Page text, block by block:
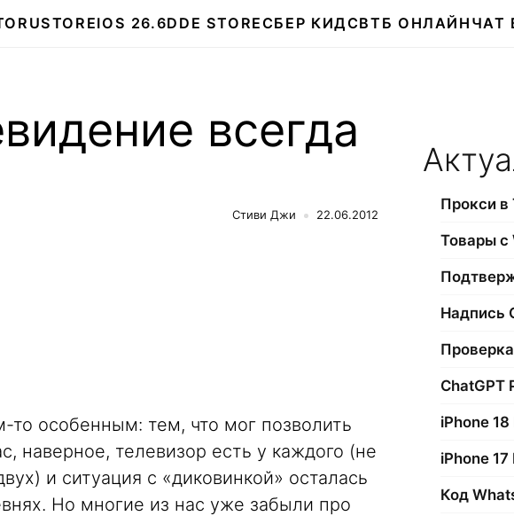
RUSTOREIOS 26.6DDE STORE СБЕР КИДСВТБ ОНЛАЙН ЧАТ
всегда
Стиви Джи 22.06.2012
то особенным: тем, что мог позволить
наверное, телевизор есть у каждого (не
и ситуация с «диковинкой» осталась
Но многие из нас уже забыли про
Прокси в
Товары с
Надпись
ChatGPT
iPhone 18
iPhone
Код